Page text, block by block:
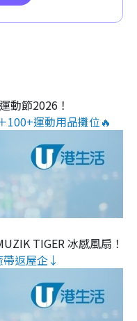
動節2026！
100+運動用品攤位🔥
TIGER 冰感風扇！
返屋企↓